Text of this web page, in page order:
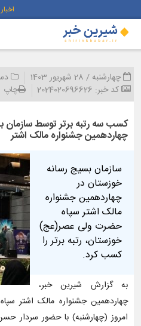
اخبار
چهارشنبه / 28 شهریور 1403
کد خبر: 2024020696626 چاپ
کسب سه رتبه برتر توسط سازمان
چهاردهمین جشنواره مالک اشتر
سازمان بسیج رسانه
خوزستان در
چهاردهمین جشنواره
مالک اشتر سپاه
حضرت ولی عصر(عج)
خوزستان، رتبه برتر را
کسب کرد.
به گزارش شیرین خبر،
چهاردهمین جشنواره مالک اشتر
امروز (چهارشنبه) با حضور سردار